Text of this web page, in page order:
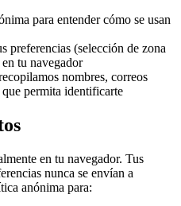
para entender cómo se usan
preferencias (selección de zona
tu navegador
nombres, correos
permita identificarte
en tu navegador. Tus
nunca se envían a
anónima para: